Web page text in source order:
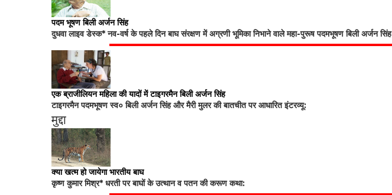
पदम भूषण बिली अर्जन सिंह
दुधवा लाइव डेस्क* नव-वर्ष के पहले दिन बाघ संरक्षण में अग्रणी भूमिका निभाने वाले महा-पुरूष पदमभूषण बिली अर्जन सिंह
एक ब्राजीलियन महिला की यादों में टाइगरमैन बिली अर्जन सिंह
टाइगरमैन पदमभूषण स्व० बिली अर्जन सिंह और मैरी मुलर की बातचीत पर आधारित इंटरव्यू:
मुद्दा
क्या खत्म हो जायेगा भारतीय बाघ
कृष्ण कुमार मिश्र* धरती पर बाघों के उत्थान व पतन की करूण कथा: